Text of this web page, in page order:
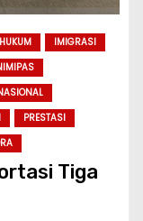
HUKUM
IMIGRASI
PRESTASI
Tiga